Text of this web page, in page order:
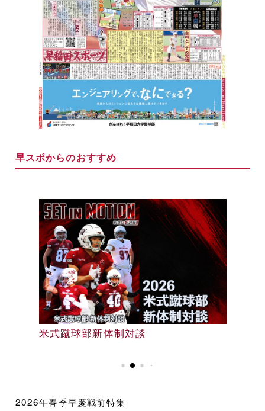
早スポからのおすすめ
早大野球部選手名鑑
米式蹴球部新体制対談
早大野球部選手名鑑
2026年春季早慶戦前特集